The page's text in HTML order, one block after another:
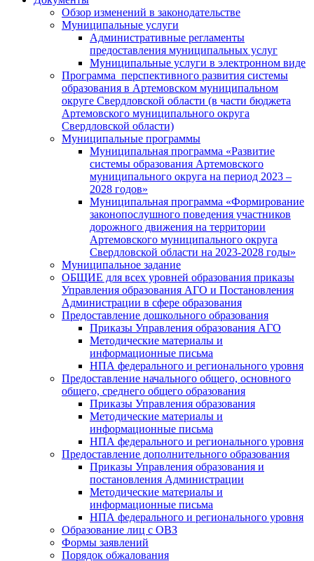
Обзор изменений в законодательстве
Муниципальные услуги
Административные регламенты
предоставления муниципальных услуг
Муниципальные услуги в электронном виде
Программа перспективного развития системы
образования в Артемовском муниципальном
округе Свердловской области (в части бюджета
Артемовского муниципального округа
Свердловской области)
Муниципальные программы
Муниципальная программа «Развитие
системы образования Артемовского
муниципального округа на период 2023 –
2028 годов»
Муниципальная программа «Формирование
законопослушного поведения участников
дорожного движения на территории
Артемовского муниципального округа
Свердловской области на 2023-2028 годы»
Муниципальное задание
ОБЩИЕ для всех уровней образования приказы
Управления образования АГО и Постановления
Администрации в сфере образования
Предоставление дошкольного образования
Приказы Управления образования АГО
Методические материалы и
информационные письма
НПА федерального и регионального уровня
Предоставление начального общего, основного
общего, среднего общего образования
Приказы Управления образования
Методические материалы и
информационные письма
НПА федерального и регионального уровня
Предоставление дополнительного образования
Приказы Управления образования и
постановления Администрации
Методические материалы и
информационные письма
НПА федерального и регионального уровня
Образование лиц с ОВЗ
Формы заявлений
Порядок обжалования